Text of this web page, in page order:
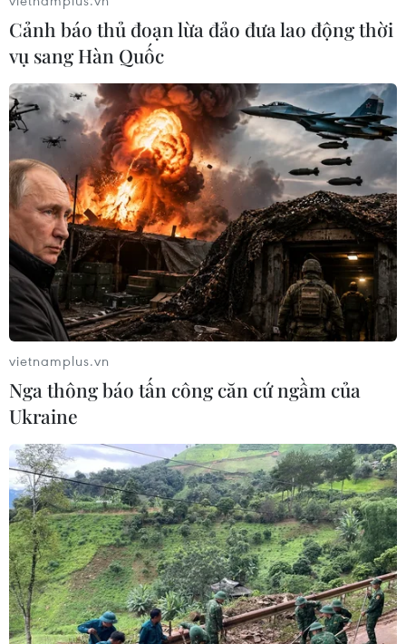
TIN CÙNG CHUYÊN MỤC
Vụ chuyên Tuyên Quang: Thu hồi,
Cảnh báo thủ đoạn lừa đảo đưa lao động thời
vụ sang Hàn Quốc
vietnamplus.vn
Nga thông báo tấn công căn cứ ngầm của
Ukraine